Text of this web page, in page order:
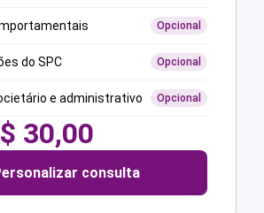
Opcional
do SPC Opcional
e administrativo Opcional
30,00
consulta